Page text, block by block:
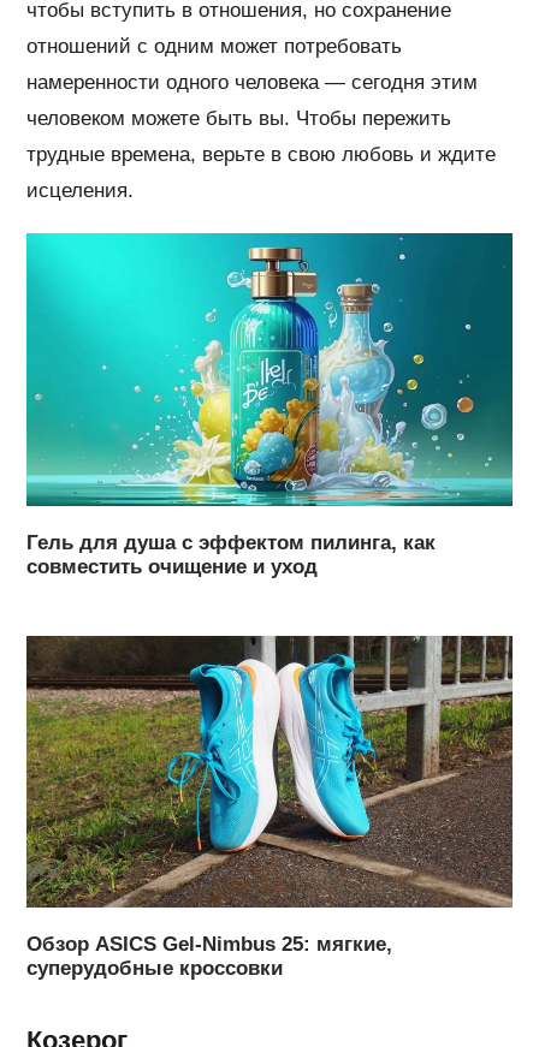
чтобы вступить в отношения, но сохранение
отношений с одним может потребовать
намеренности одного человека — сегодня этим
человеком можете быть вы. Чтобы пережить
трудные времена, верьте в свою любовь и ждите
исцеления.
Гель для душа с эффектом пилинга, как
совместить очищение и уход
Обзор ASICS Gel-Nimbus 25: мягкие,
суперудобные кроссовки
Козерог